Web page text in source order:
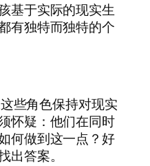
基于实际的现实生
有独特而独特的个
些角色保持对现实
怀疑：他们在同时
何做到这一点？好
出答案。